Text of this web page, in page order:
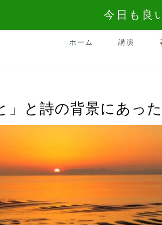
今日も良
ホーム 講演
」と詩の背景にあっ